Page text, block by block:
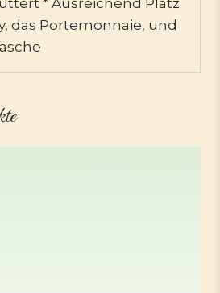
das Portemonnaie, und